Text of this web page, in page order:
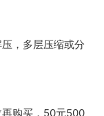
，多层压缩或分
再购买，50元500